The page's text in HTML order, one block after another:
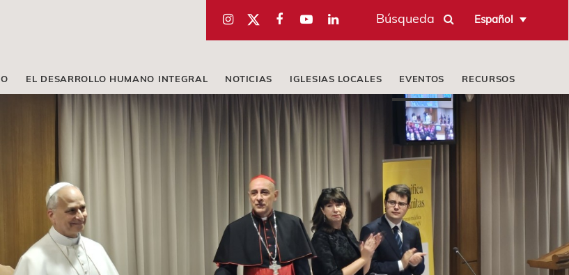
Búsqueda Español
EL DESARROLLO HUMANO INTEGRAL NOTICIAS IGLESIAS LOCALES EVENTOS RECURSOS